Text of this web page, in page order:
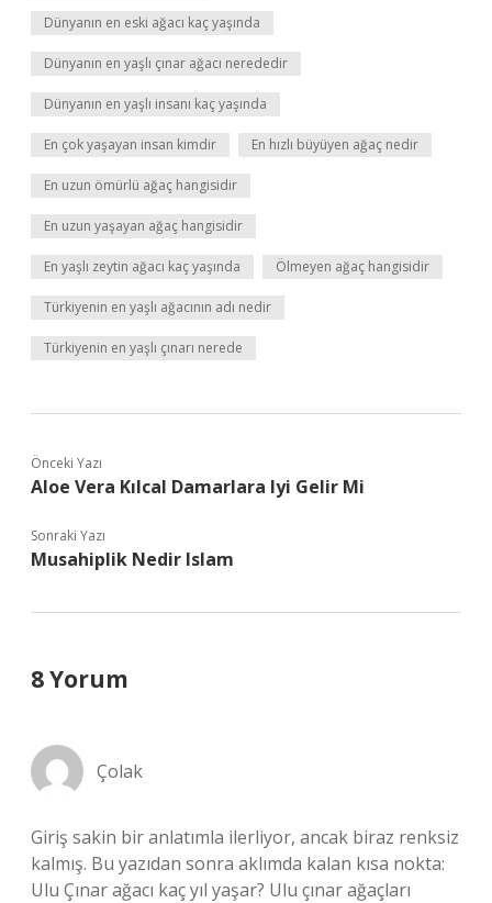
Dünyanın en eski ağacı kaç yaşında
Dünyanın en yaşlı çınar ağacı nerededir
Dünyanın en yaşlı insanı kaç yaşında
En çok yaşayan insan kimdir En hızlı büyüyen ağaç nedir
En uzun ömürlü ağaç hangisidir
En uzun yaşayan ağaç hangisidir
En yaşlı zeytin ağacı kaç yaşında Ölmeyen ağaç hangisidir
Türkiyenin en yaşlı ağacının adı nedir
Türkiyenin en yaşlı çınarı nerede
Önceki Yazı
Aloe Vera Kılcal Damarlara Iyi Gelir Mi
Sonraki Yazı
Musahiplik Nedir Islam
8 Yorum
Çolak
Giriş sakin bir anlatımla ilerliyor, ancak biraz renksiz
kalmış. Bu yazıdan sonra aklımda kalan kısa nokta:
Ulu Çınar ağacı kaç yıl yaşar? Ulu çınar ağaçları